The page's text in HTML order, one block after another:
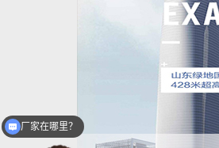
厂家在哪里？
铝单板多少钱一平方？